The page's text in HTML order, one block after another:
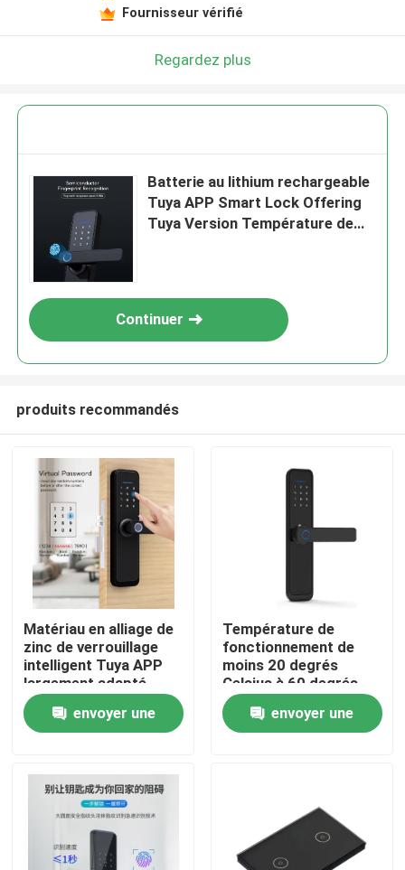
Produits
Vidéos
Fournisseur vérifié
Regardez plus
Batterie au lithium rechargeable
Tuya APP Smart Lock Offering
Tuya Version Température de
Continuer
produits recommandés
Matériau en alliage de
zinc de verrouillage
intelligent Tuya APP
largement adapté,
compatible avec une
plage d'humidité de 20
% à 90 %, offrant des
sécurité
envoyer une
Température de
fonctionnement de
moins 20 degrés
Celsius à 60 degrés
Celsius Tuya sans fil
Smart Lock épaisseur
de la porte 38 à 70
envoyer une